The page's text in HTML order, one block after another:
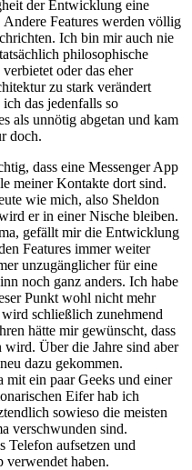
der Entwicklung eine
Andere Features werden völlig
Ich bin mir auch nie
philosophische
oder das eher
zu stark verändert
das jedenfalls so
als unnötig abgetan und kam
doch.
dass eine Messenger App
meiner Kontakte dort sind.
wie mich, also Sheldon
er in einer Nische bleiben.
gefällt mir die Entwicklung
Features immer weiter
unzugänglicher für eine
noch ganz anders. Ich habe
Punkt wohl nicht mehr
schließlich zunehmend
hätte mir gewünscht, dass
wird. Über die Jahre sind aber
dazu gekommen.
ein paar Geeks und einer
Eifer hab ich
sowieso die meisten
verschwunden sind.
Telefon aufsetzen und
verwendet haben.